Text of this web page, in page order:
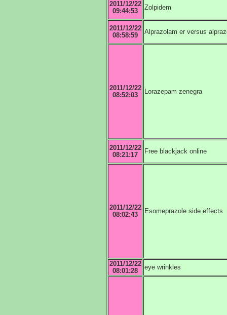
2011/12/22
09:44:53
Zolpidem
2011/12/22
08:58:59
Alprazolam er versus
2011/12/22
08:52:03
Lorazepam zenegra
2011/12/22
08:21:17
Free blackjack online
2011/12/22
08:02:43
Esomeprazole side effects
2011/12/22
08:01:28
eye wrinkles